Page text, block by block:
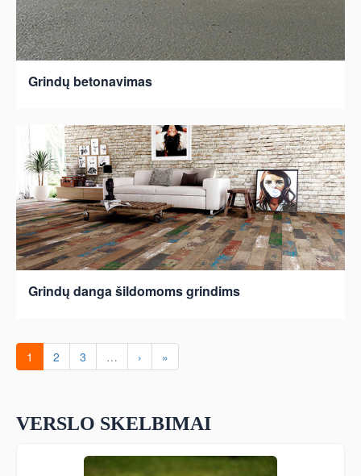
Grindų betonavimas
Grindų danga šildomoms grindims
1 2 3 … › »
VERSLO SKELBIMAI